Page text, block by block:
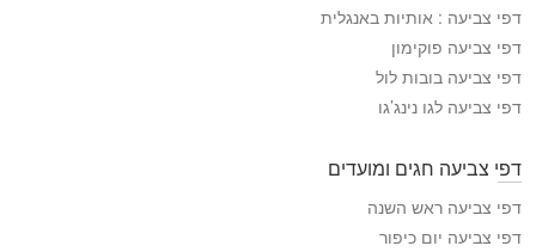
י
ע
ה
דפי צביעה : אותיות באנגלית
דפי צביעה פוקימון
דפי צביעה בובות לול
דפי צביעה לגו נינג’גו
דפי צביעה חגים ומועדים
דפי צביעה ראש השנה
דפי צביעה יום כיפור